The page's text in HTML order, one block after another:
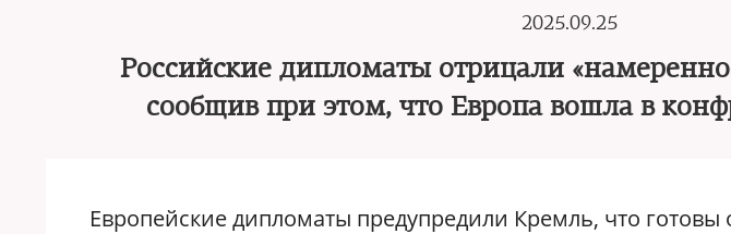
2025.09.25
Российские дипломаты отрицали
сообщив при этом, что Европа вошла в
Европейские дипломаты предупредили Кремль, что